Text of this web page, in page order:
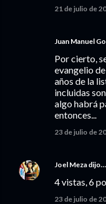
21 de julio de
Juan Manuel
Por cierto,
evangelio
años de la
incluidas
algo habrá
entonces...
23 de julio de
Joel Meza dijo…
4 vistas, 6
23 de julio de